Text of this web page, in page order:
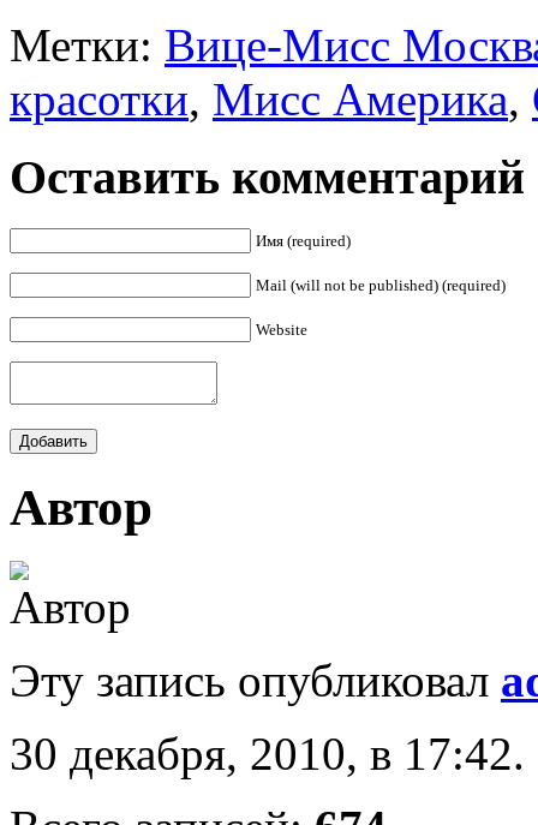
Метки: Вице-Мисс
красотки, Мисс Америка,
Оставить комментарий
Имя (required)
Mail (will not be published) (required)
Website
Автор
Эту запись опубликовал
30 декабря, 2010, в 17:42.